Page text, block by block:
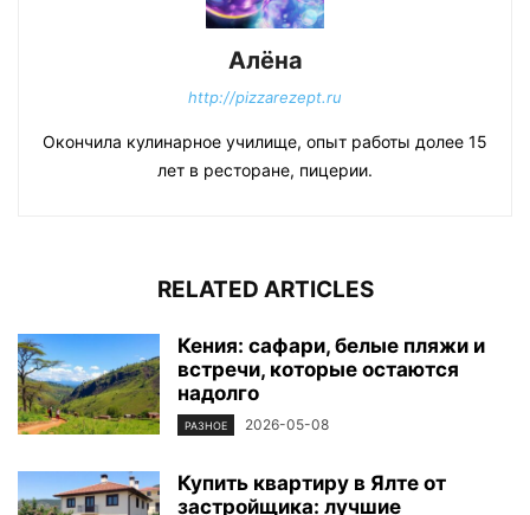
Алёна
http://pizzarezept.ru
Окончила кулинарное училище, опыт работы долее 15
лет в ресторане, пицерии.
RELATED ARTICLES
Кения: сафари, белые пляжи и
встречи, которые остаются
надолго
РАЗНОЕ 2026-05-08
Купить квартиру в Ялте от
застройщика: лучшие